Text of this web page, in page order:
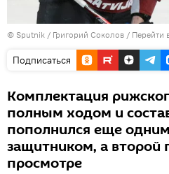
© Sputnik / Григорий Соколов / Перейти
Подписаться
Комплектация
полным ходом и
пополнился еще
защитником, а второй
просмотре